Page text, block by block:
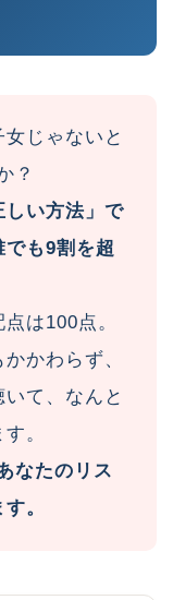
女じゃないと
？
しい方法」で
でも9割を超
は100点。
かわらず、
て、なんと
。
なたのリス
。